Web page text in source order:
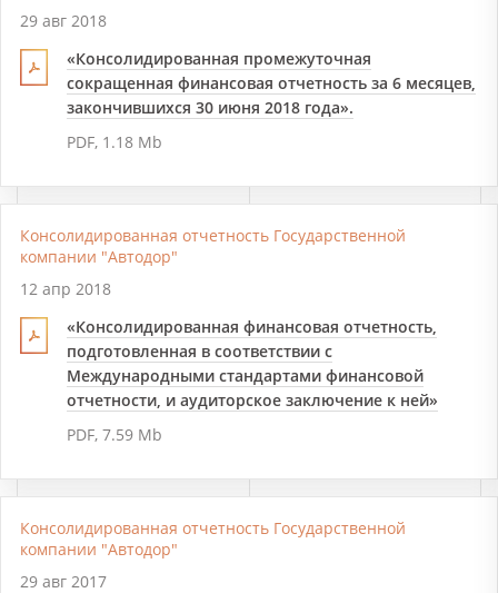
29 авг 2018
«Консолидированная промежуточная
сокращенная финансовая отчетность за 6 месяцев,
закончившихся 30 июня 2018 года».
PDF, 1.18 Mb
Консолидированная отчетность Государственной
компании "Автодор"
12 апр 2018
«Консолидированная финансовая отчетность,
подготовленная в соответствии с
Международными стандартами финансовой
отчетности, и аудиторское заключение к ней»
PDF, 7.59 Mb
Консолидированная отчетность Государственной
компании "Автодор"
29 авг 2017